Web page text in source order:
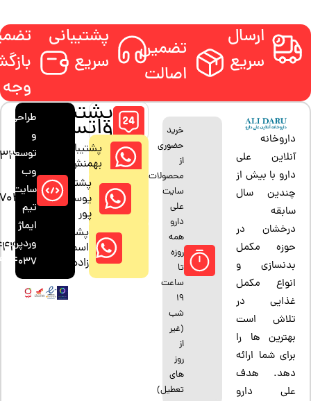
ارسال
سریع
تضمین
اصالت
پشتیبانی
سریع
وجه
داروخانه
آنلاین علی
دارو با بیش از
چندین سال
سابقه
درخشان در
حوزه مکمل
بدنسازی و
انواع مکمل
غذایی در
تلاش است
بهترین ها را
برای شما ارائه
دهد. هدف
علی دارو
خرید
حضوری
از
محصولات
سایت
علی
دارو
همه
روزه
تا
ساعت
19
شب
(غیر
از
روز
های
تعطیل)
پشتیبانی
واتساپ
پشتیبان:
بهمنش
پشتیبان:
یوسف
پور
پشتیبان:
اسمعیل
زاده
طراحی
و
توسعه
وب
سایت:
تیم
ایماژ
وردپرس